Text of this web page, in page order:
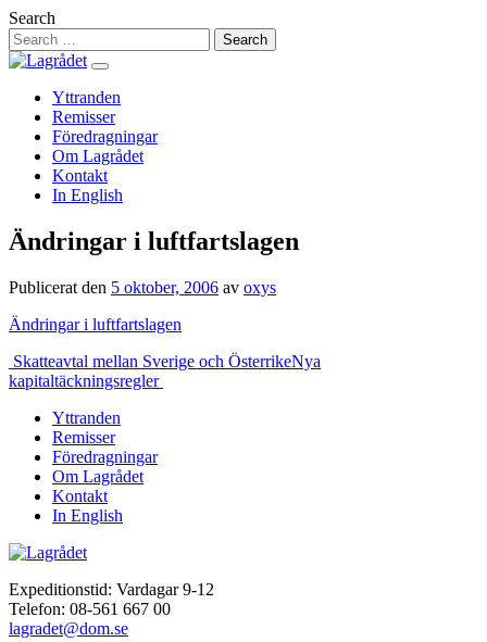
Hoppa
till
innehåll
Search
Yttranden
Remisser
Föredragningar
Om Lagrådet
Kontakt
In English
Ändringar i luftfartslagen
Publicerat den 5 oktober, 2006 av oxys
Ändringar i luftfartslagen
Inläggsnavigering
Skatteavtal mellan Sverige och ÖsterrikeNya
kapitaltäckningsregler
Yttranden
Remisser
Föredragningar
Om Lagrådet
Kontakt
In English
Expeditionstid: Vardagar 9-12
Telefon: 08-561 667 00
lagradet@dom.se